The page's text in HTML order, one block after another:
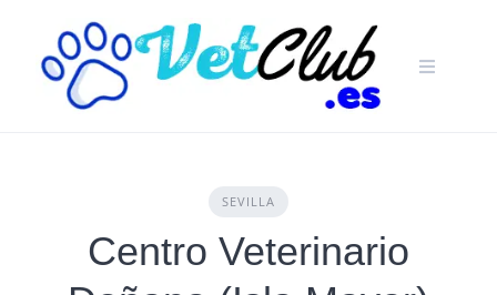
content
SEVILLA
Centro Veterinario